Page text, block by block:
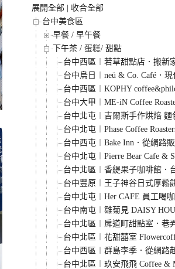
展開全部
收合全部
台中美食區
早餐 / 早午餐
下午茶 / 蛋糕/ 甜點
台中西區︱若草甜點店．搬新
台中烏日︱neü & Co. Café．
台中西區︱KOPHY
台中大甲︱ME-iN Coffee
台中北屯︱吉爾斯手作烘焙
台中北屯︱Phase Coffee
台中西屯︱Bake Inn．從網路
台中北屯︱Pierre Bear Cafe &
台中北區︱香緹果子咖啡館．
台中豐原︱王子神谷日式厚鬆
台中北屯︱Her CAFE 員工喝
台中南屯︱雛菊見 DAISY
台中北區︱戽道町甜點室．巷
台中北區︱花甜囍室
台中西區︱群島李季．從網路
台中北區︱玖安飛飛 Coffee &